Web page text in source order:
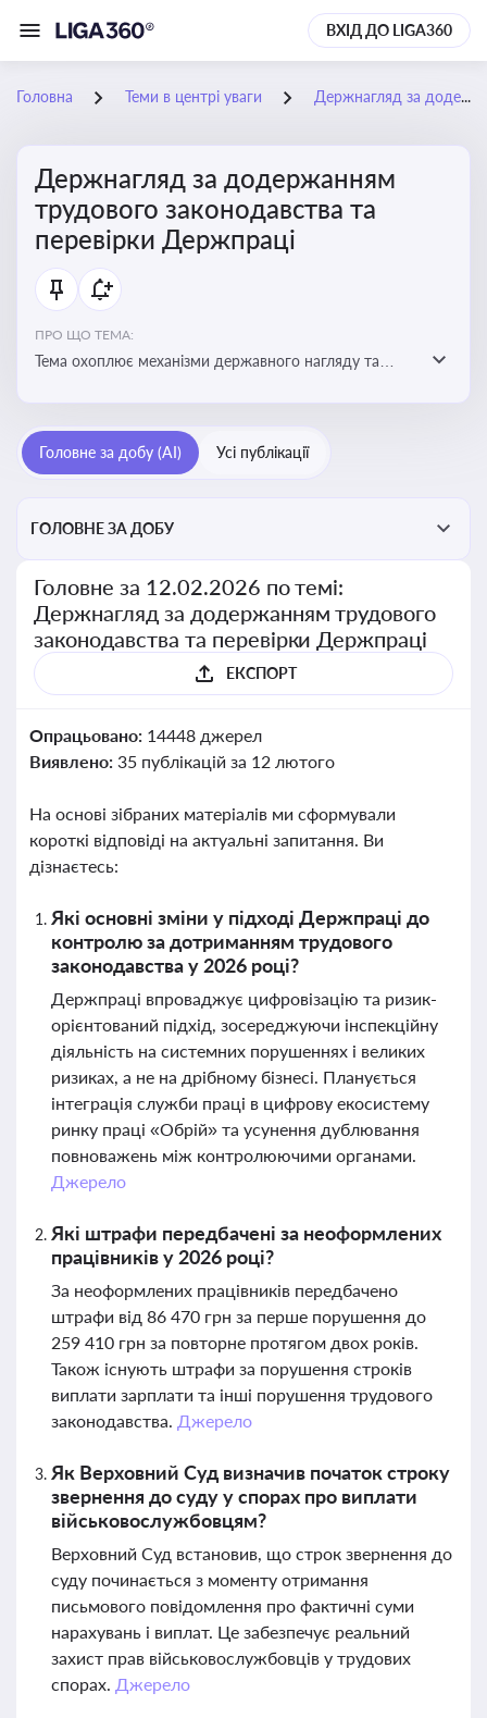
ВХІД ДО LIGA360
Головна Теми в центрі уваги Держнагляд за додержанням трудового законодавства та перевірки Держпраці
Держнагляд за додержанням
трудового законодавства та
перевірки Держпраці
ПРО ЩО ТЕМА:
Тема охоплює механізми державного нагляду та
Головне за добу (AI) Усі публікації
ГОЛОВНЕ ЗА ДОБУ
Головне за 12.02.2026 по темі:
Держнагляд за додержанням трудового
законодавства та перевірки Держпраці
ЕКСПОРТ
Опрацьовано: 14448 джерел
Виявлено: 35 публікацій за 12 лютого
На основі зібраних матеріалів ми сформували
короткі відповіді на актуальні запитання. Ви
дізнаєтесь:
Які основні зміни у підході Держпраці до
контролю за дотриманням трудового
законодавства у 2026 році?
Держпраці впроваджує цифровізацію та ризик-
орієнтований підхід, зосереджуючи інспекційну
діяльність на системних порушеннях і великих
ризиках, а не на дрібному бізнесі. Планується
інтеграція служби праці в цифрову екосистему
ринку праці «Обрій» та усунення дублювання
повноважень між контролюючими органами.
Джерело
Які штрафи передбачені за неоформлених
працівників у 2026 році?
За неоформлених працівників передбачено
штрафи від 86 470 грн за перше порушення до
259 410 грн за повторне протягом двох років.
Також існують штрафи за порушення строків
виплати зарплати та інші порушення трудового
законодавства. Джерело
Як Верховний Суд визначив початок строку
звернення до суду у спорах про виплати
військовослужбовцям?
Верховний Суд встановив, що строк звернення до
суду починається з моменту отримання
письмового повідомлення про фактичні суми
нарахувань і виплат. Це забезпечує реальний
захист прав військовослужбовців у трудових
спорах. Джерело